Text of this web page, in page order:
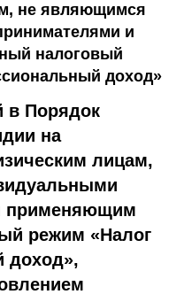
не являющимся
и
налоговый
доход»
в Порядок
на
лицам,
применяющим
режим «Налог
доход»,